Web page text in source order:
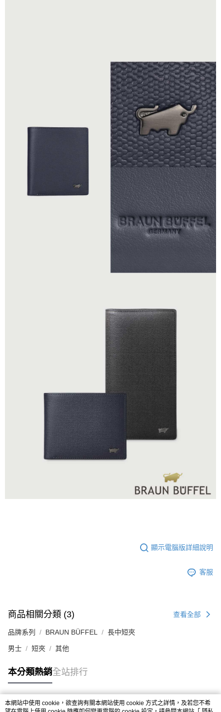
顯示電腦版詳細說明
客服
商品相關分類 (3) 查看全部
品牌系列 BRAUN BÜFFEL 長中短夾
男士 短夾 其他
本分類熱銷全站排行
本網站中使用 cookie，欲查詢有關本網站使用 cookie 方式之詳情，及若您不希